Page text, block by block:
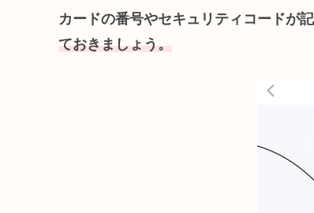
カードの番号やセキュリティコードが
ておきましょう。